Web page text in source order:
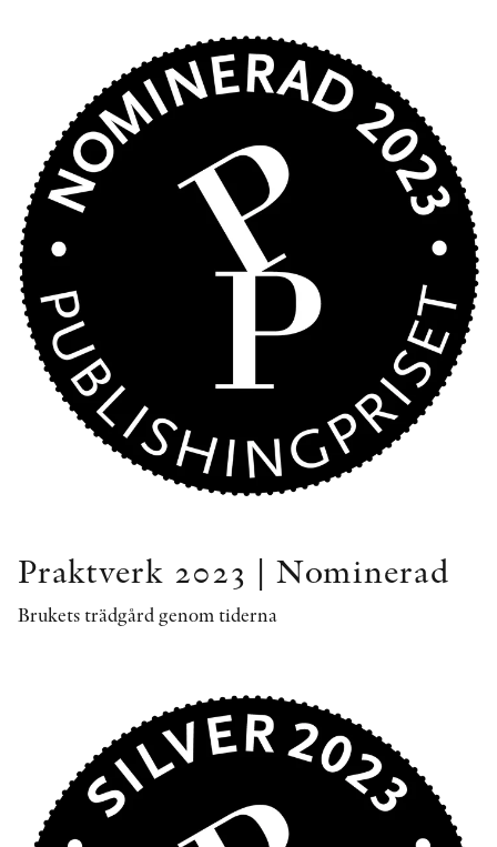
Praktverk 2023 | Nominerad
Brukets trädgård genom tiderna